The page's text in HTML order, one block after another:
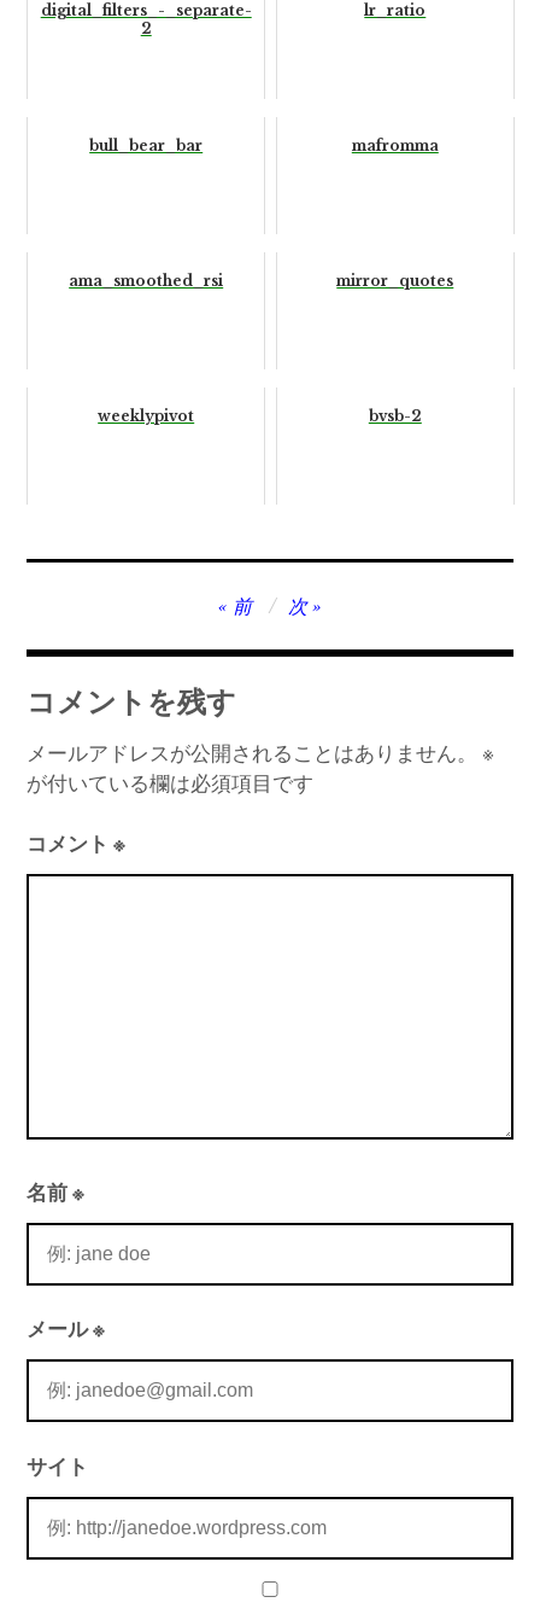
digital_filters_-_separate-
2
lr_ratio
bull_bear_bar mafromma
ama_smoothed_rsi mirror_quotes
weeklypivot bvsb-2
稿
ナ
ビ
ゲ
ー
シ
ョ
前 次
コメントを残す
メールアドレスが公開されることはありません。
※
が付いている欄は必須項目です
コメント※
名前※
メール※
サイト